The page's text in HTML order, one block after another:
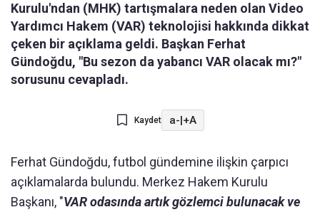
Kurulu'ndan (MHK) tartışmalara neden olan Video
Yardımcı Hakem (VAR) teknolojisi hakkında dikkat
çeken bir açıklama geldi. Başkan Ferhat
Gündoğdu, "Bu sezon da yabancı VAR olacak mı?"
sorusunu cevapladı.
Kaydet a-|+A
Ferhat Gündoğdu, futbol gündemine ilişkin çarpıcı
açıklamalarda bulundu. Merkez Hakem Kurulu
Başkanı, "VAR odasında artık gözlemci bulunacak ve